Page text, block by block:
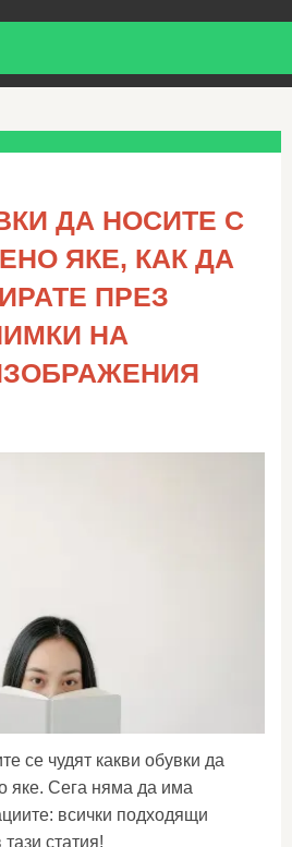
ДА НОСИТЕ С
ЯКЕ, КАК ДА
ПРЕЗ
НА
се чудят какви обувки да
яке. Сега няма да има
всички подходящи
статия!